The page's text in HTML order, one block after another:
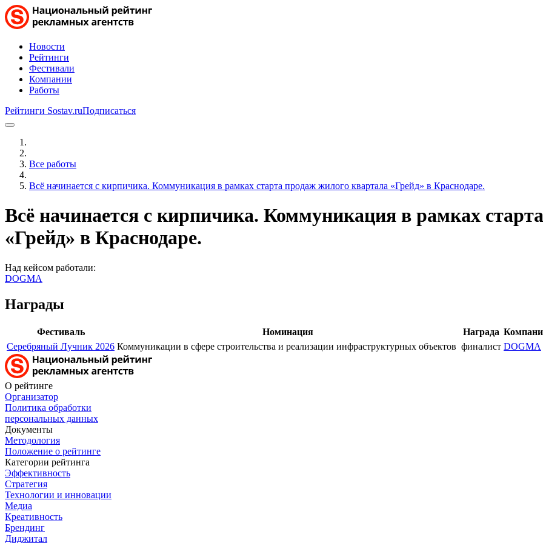
Новости
Рейтинги
Фестивали
Компании
Работы
Рейтинги Sostav.ruПодписаться
Все работы
Всё начинается с кирпичика. Коммуникация в рамках старта продаж жилого квартала «Грейд» в Краснодаре.
Всё начинается с кирпичика. Коммуникация в рамках
«Грейд» в Краснодаре.
Над кейсом работали:
DOGMA
Награды
Фестиваль Номинация Награда
Серебряный Лучник 2026 Коммуникации в сфере строительства и реализации инфраструктурных объектов финалист DOGMA
О рейтинге
Организатор
Политика обработки
персональных данных
Документы
Методология
Положение о рейтинге
Категории рейтинга
Эффективность
Стратегия
Технологии и инновации
Медиа
Креативность
Брендинг
Диджитал